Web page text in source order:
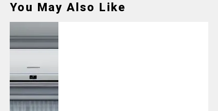
You May Also Like